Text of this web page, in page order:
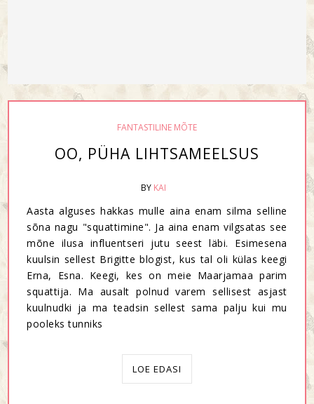
FANTASTILINE MÕTE
OO, PÜHA LIHTSAMEELSUS
BY KAI
Aasta alguses hakkas mulle aina enam silma selline
sõna nagu "squattimine". Ja aina enam vilgsatas see
mõne ilusa influentseri jutu seest läbi. Esimesena
kuulsin sellest Brigitte blogist, kus tal oli külas keegi
Erna, Esna. Keegi, kes on meie Maarjamaa parim
squattija. Ma ausalt polnud varem sellisest asjast
kuulnudki ja ma teadsin sellest sama palju kui mu
pooleks tunniks
LOE EDASI